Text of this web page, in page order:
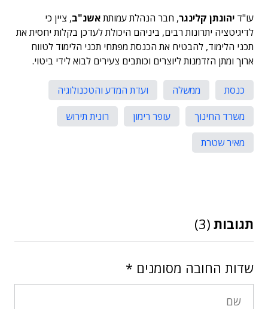
עו"ד יהונתן קלינגר, חבר הנהלת עמותתאשנ"ב, ציין כי
לדיגיטציה יתרונות רבים, ביניהם היכולת לעדכן בקלות יחסית את
תכני הלימוד, להבטיח את הכנסת מפתחי תכני הלימוד לטווח
ארוך ומתן הזדמנות ליוצרים וכותבים צעירים לבוא לידי ביטוי.
כנסת ממשלה
ועדת המדע והטכנולוגיה
משרד החינוך
עופר רימון
רונית תירוש
מאיר שטרת
תגובות (3)
שדות החובה מסומנים *